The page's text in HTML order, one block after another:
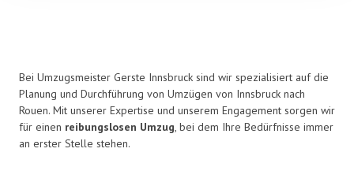
Bei Umzugsmeister Gerste Innsbruck sind wir spezialisiert auf die
Planung und Durchführung von Umzügen von Innsbruck nach
Rouen. Mit unserer Expertise und unserem Engagement sorgen wir
für einen reibungslosen Umzug, bei dem Ihre Bedürfnisse immer
an erster Stelle stehen.